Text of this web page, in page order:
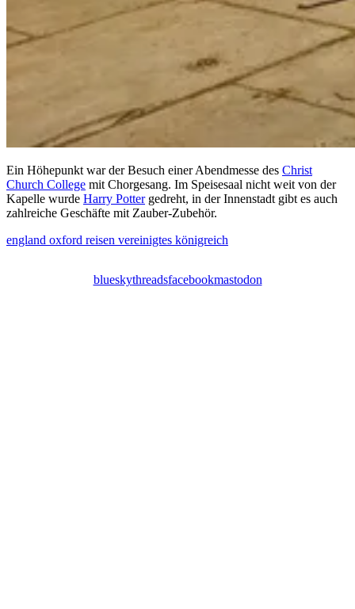
Ein Höhepunkt war der Besuch einer Abendmesse des Christ
Church College mit Chorgesang. Im Speisesaal nicht weit von der
Kapelle wurde Harry Pottergedreht, in der Innenstadt gibt es auch
zahlreiche Geschäfte mit Zauber-Zubehör.
england oxford reisen vereinigtes königreich
blueskythreadsfacebookmastodon